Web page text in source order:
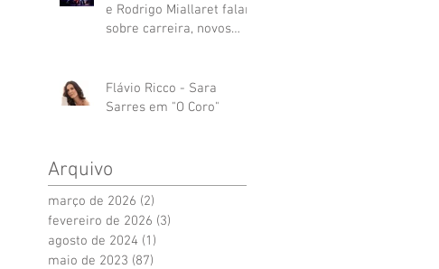
e Rodrigo Miallaret falam
sobre carreira, novos
Flávio Ricco - Sara
Sarres em "O Coro"
Arquivo
março de 2026 (2)
fevereiro de 2026 (3)
agosto de 2024 (1)
maio de 2023 (87)